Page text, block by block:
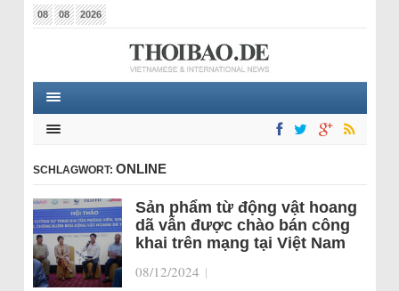
08 08 2026
SCHLAGWORT: ONLINE
Sản phẩm từ động vật hoang
dã vẫn được chào bán công
khai trên mạng tại Việt Nam
08/12/2024 |